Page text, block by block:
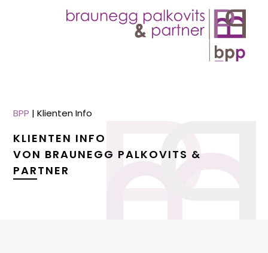
BPP |Klienten Info
KLIENTEN INFO
VON BRAUNEGG PALKOVITS &
PARTNER